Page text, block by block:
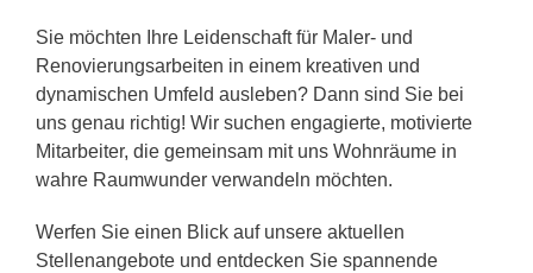
Sie möchten Ihre Leidenschaft für Maler- und
Renovierungsarbeiten in einem kreativen und
dynamischen Umfeld ausleben? Dann sind Sie bei
uns genau richtig! Wir suchen engagierte, motivierte
Mitarbeiter, die gemeinsam mit uns Wohnräume in
wahre Raumwunder verwandeln möchten.
Werfen Sie einen Blick auf unsere aktuellen
Stellenangebote und entdecken Sie spannende